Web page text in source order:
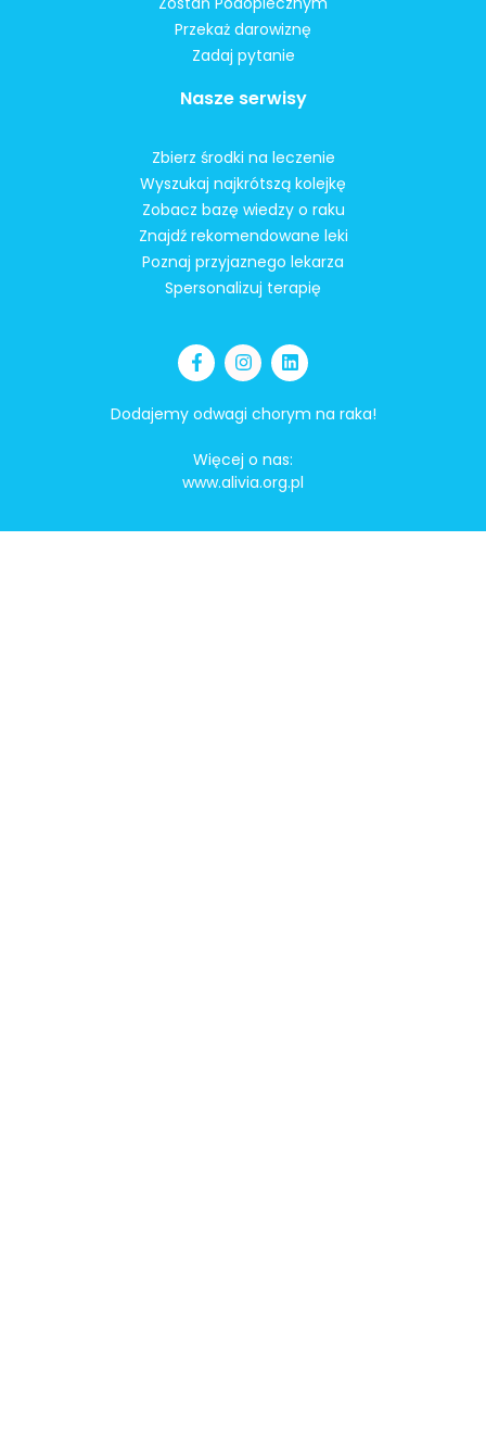
Przekaż darowiznę
Zadaj pytanie
Nasze serwisy
Zbierz środki na leczenie
Wyszukaj najkrótszą kolejkę
Zobacz bazę wiedzy o raku
Znajdź rekomendowane leki
Poznaj przyjaznego lekarza
Spersonalizuj terapię
Dodajemy odwagi chorym na raka!
Więcej o nas:
www.alivia.org.pl